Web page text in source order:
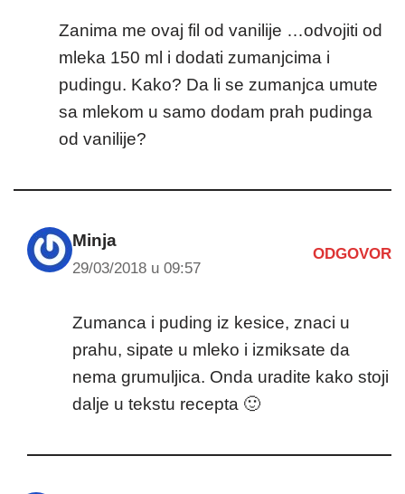
Zanima me ovaj fil od vanilije …odvojiti od
mleka 150 ml i dodati zumanjcima i
pudingu. Kako? Da li se zumanjca umute
sa mlekom u samo dodam prah pudinga
od vanilije?
Minja
29/03/2018 u 09:57
ODGOVOR
Zumanca i puding iz kesice, znaci u
prahu, sipate u mleko i izmiksate da
nema grumuljica. Onda uradite kako stoji
dalje u tekstu recepta 🙂